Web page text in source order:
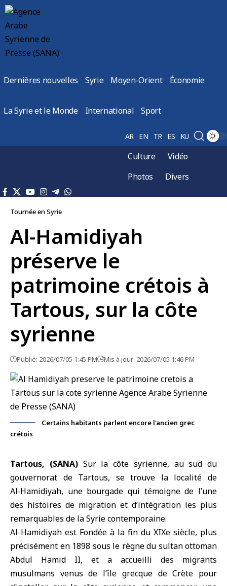
Dernières nouvelles Syrie Moyen-Orient Économie
La Syrie et le Monde International Sport
AR EN TR ES KU
Culture
Vidéo
Photos
Divers
Tournée en Syrie
Al-Hamidiyah
préserve le
patrimoine crétois à
Tartous, sur la côte
syrienne
Publié: 2026/07/05 1:45 PM Mis à jour: 2026/07/05 1:46 PM
Certains habitants parlent encore l'ancien grec
crétois
Tartous, (SANA) Sur la côte syrienne, au sud du
gouvernorat de Tartous, se trouve la localité de
Al‑Hamidiyah, une bourgade qui témoigne de l’une
des histoires de migration et d’intégration les plus
remarquables de la Syrie contemporaine.
Al-Hamidiyah est Fondée à la fin du XIXe siècle, plus
précisément en 1898 sous le règne du sultan ottoman
Abdul Hamid II, et a accueilli des migrants
musulmans venus de l’île grecque de Crète pour